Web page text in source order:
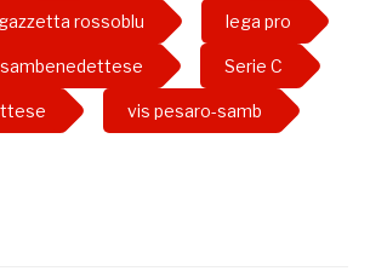
rossoblu lega pro
sambenedettese Serie C
vis pesaro-samb